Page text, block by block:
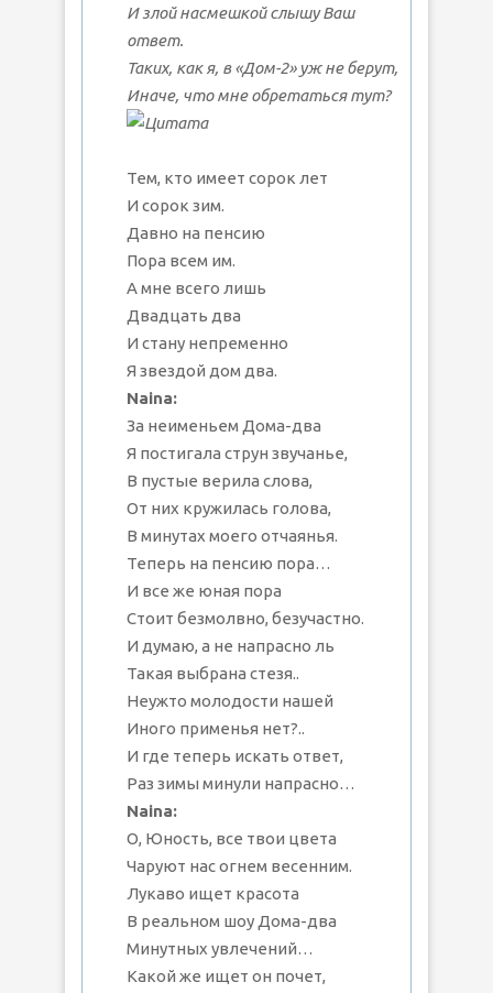
И злой насмешкой слышу Ваш
ответ.
Таких, как я, в «Дом-2» уж не берут,
Иначе, что мне обретаться тут?
Тем, кто имеет сорок лет
И сорок зим.
Давно на пенсию
Пора всем им.
А мне всего лишь
Двадцать два
И стану непременно
Я звездой дом два.
Naina:
За неименьем Дома-два
Я постигала струн звучанье,
В пустые верила слова,
От них кружилась голова,
В минутах моего отчаянья.
Теперь на пенсию пора…
И все же юная пора
Стоит безмолвно, безучастно.
И думаю, а не напрасно ль
Такая выбрана стезя..
Неужто молодости нашей
Иного применья нет?..
И где теперь искать ответ,
Раз зимы минули напрасно…
Naina:
О, Юность, все твои цвета
Чаруют нас огнем весенним.
Лукаво ищет красота
В реальном шоу Дома-два
Минутных увлечений…
Какой же ищет он почет,